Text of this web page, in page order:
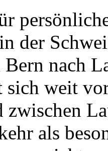
der
nach
sich weit
zwischen
als